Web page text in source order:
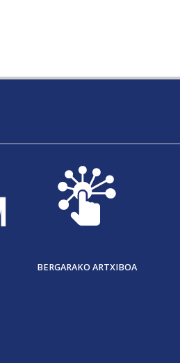
BERGARAKO ARTXIBOA